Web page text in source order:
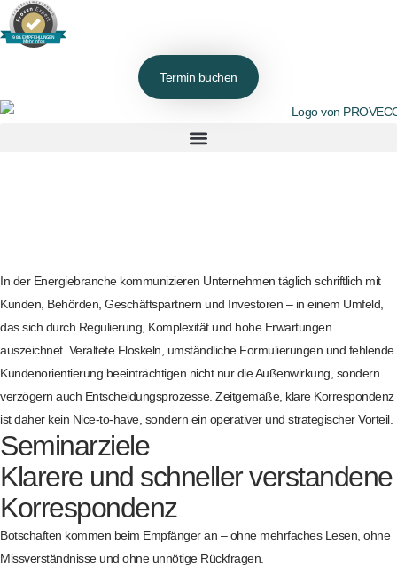
98% EMPFEHLUNGEN
Mehr Infos
Termin buchen
In der Energiebranche kommunizieren Unternehmen täglich schriftlich mit
Kunden, Behörden, Geschäftspartnern und Investoren – in einem Umfeld,
das sich durch Regulierung, Komplexität und hohe Erwartungen
auszeichnet. Veraltete Floskeln, umständliche Formulierungen und fehlende
Kundenorientierung beeinträchtigen nicht nur die Außenwirkung, sondern
verzögern auch Entscheidungsprozesse. Zeitgemäße, klare Korrespondenz
ist daher kein Nice-to-have, sondern ein operativer und strategischer Vorteil.
Seminarziele
Klarere und schneller verstandene
Korrespondenz
Botschaften kommen beim Empfänger an – ohne mehrfaches Lesen, ohne
Missverständnisse und ohne unnötige Rückfragen.